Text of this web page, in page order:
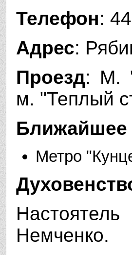
Телефон:
Адрес:
Проезд: М.
м. "Теплый
Ближайшее
Метро
Немченко.